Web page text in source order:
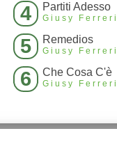
4 Partiti Adesso
Giusy Ferreri
5 Remedios
Giusy Ferreri
6 Che Cosa C'è
Giusy Ferreri